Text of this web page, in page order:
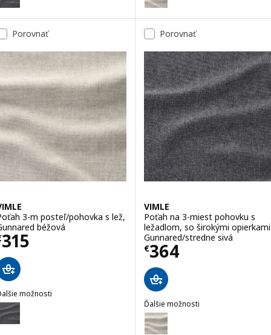
Voliteľné: VIMLE, Poťah na
Porovnať
3-m posteľ/pohovka s lež,
béžová
315 € 315
možnosti
VIMLE, Poťah 3-m posteľ/pohovka s lež, Gunnared stredne
Porovnať
VIMLE
Poťah na 3-miest pohovku s
ležadlom, so širokými opierkami
Gunnared/stredne sivá
€364
Cena € 364
Ďalšie možnosti
VIMLE
Voliteľné: VIMLE, Poťah na 3-